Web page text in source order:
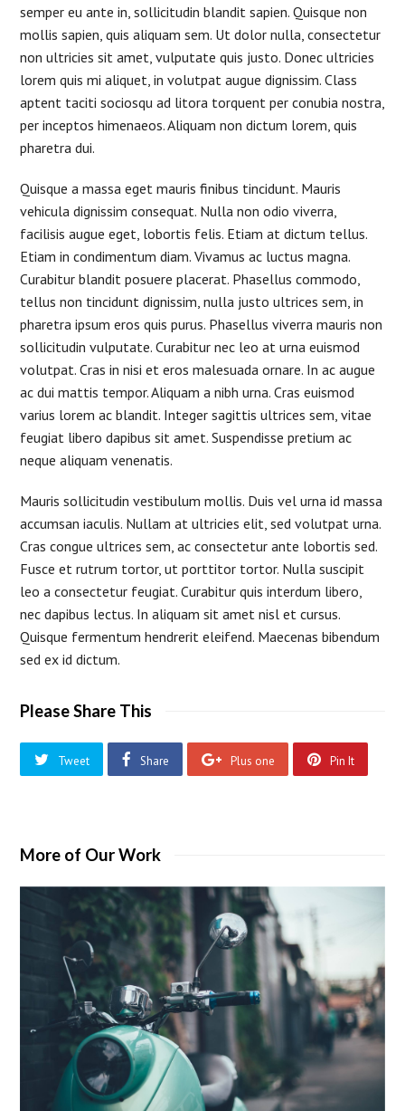
semper eu ante in, sollicitudin blandit sapien. Quisque non
mollis sapien, quis aliquam sem. Ut dolor nulla, consectetur
non ultricies sit amet, vulputate quis justo. Donec ultricies
lorem quis mi aliquet, in volutpat augue dignissim. Class
aptent taciti sociosqu ad litora torquent per conubia nostra,
per inceptos himenaeos. Aliquam non dictum lorem, quis
pharetra dui.
Quisque a massa eget mauris finibus tincidunt. Mauris
vehicula dignissim consequat. Nulla non odio viverra,
facilisis augue eget, lobortis felis. Etiam at dictum tellus.
Etiam in condimentum diam. Vivamus ac luctus magna.
Curabitur blandit posuere placerat. Phasellus commodo,
tellus non tincidunt dignissim, nulla justo ultrices sem, in
pharetra ipsum eros quis purus. Phasellus viverra mauris non
sollicitudin vulputate. Curabitur nec leo at urna euismod
volutpat. Cras in nisi et eros malesuada ornare. In ac augue
ac dui mattis tempor. Aliquam a nibh urna. Cras euismod
varius lorem ac blandit. Integer sagittis ultrices sem, vitae
feugiat libero dapibus sit amet. Suspendisse pretium ac
neque aliquam venenatis.
Mauris sollicitudin vestibulum mollis. Duis vel urna id massa
accumsan iaculis. Nullam at ultricies elit, sed volutpat urna.
Cras congue ultrices sem, ac consectetur ante lobortis sed.
Fusce et rutrum tortor, ut porttitor tortor. Nulla suscipit
leo a consectetur feugiat. Curabitur quis interdum libero,
nec dapibus lectus. In aliquam sit amet nisl et cursus.
Quisque fermentum hendrerit eleifend. Maecenas bibendum
sed ex id dictum.
Please Share This
Tweet Share Plus one Pin It
More of Our Work